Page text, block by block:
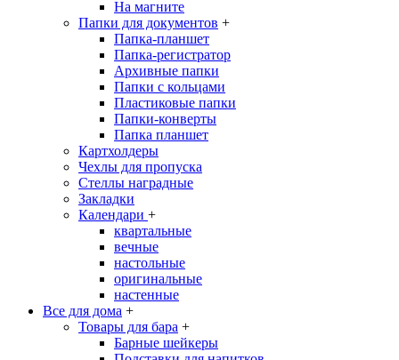
На магните
Папки для документов +
Папка-планшет
Папка-регистратор
Архивные папки
Папки с кольцами
Пластиковые папки
Папки-конверты
Папка планшет
Картхолдеры
Чехлы для пропуска
Стеллы наградные
Закладки
Календари +
квартальные
вечные
настольные
оригинальные
настенные
Все для дома +
Товары для бара +
Барные шейкеры